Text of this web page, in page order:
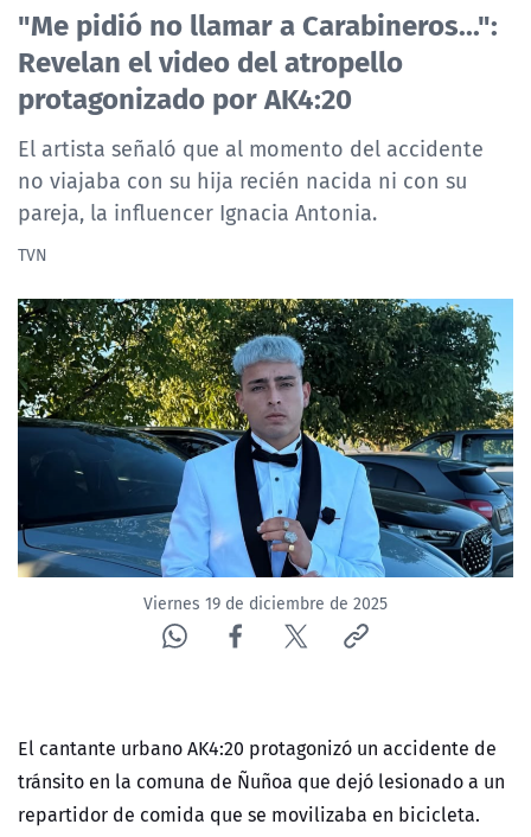
"Me pidió no llamar a Carabineros...":
Revelan el video del atropello
protagonizado por AK4:20
El artista señaló que al momento del accidente
no viajaba con su hija recién nacida ni con su
pareja, la influencer Ignacia Antonia.
TVN
Viernes 19 de diciembre de 2025
El cantante urbano AK4:20 protagonizó un accidente de
tránsito en la comuna de Ñuñoa que dejó lesionado a un
repartidor de comida que se movilizaba en bicicleta.